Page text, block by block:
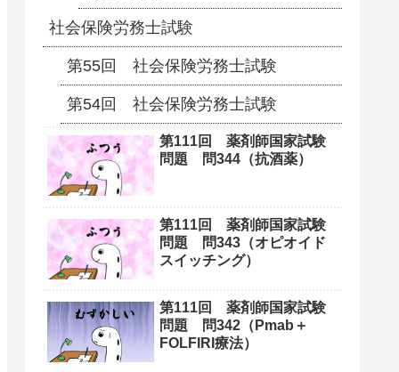
社会保険労務士試験
第55回 社会保険労務士試験
第54回 社会保険労務士試験
第111回 薬剤師国家試験
問題 問344（抗酒薬）
第111回 薬剤師国家試験
問題 問343（オピオイド
スイッチング）
第111回 薬剤師国家試験
問題 問342（Pmab＋
FOLFIRI療法）